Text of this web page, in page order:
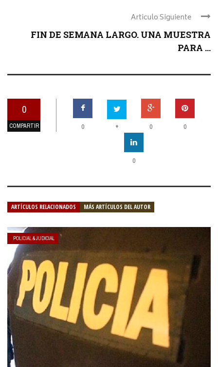
Articulo Siguiente
FIN DE SEMANA LARGO. UNA MUESTRA
PARA ...
0
COMPARTIR 0 + 0 0
0
ARTÍCULOS RELACIONADOS MÁS ARTÍCULOS DEL AUTOR
POLICIAL & JUDICIAL